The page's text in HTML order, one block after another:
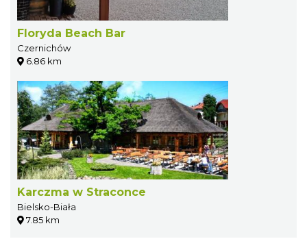
Floryda Beach Bar
Czernichów
6.86 km
Karczma w Straconce
Bielsko-Biała
7.85 km